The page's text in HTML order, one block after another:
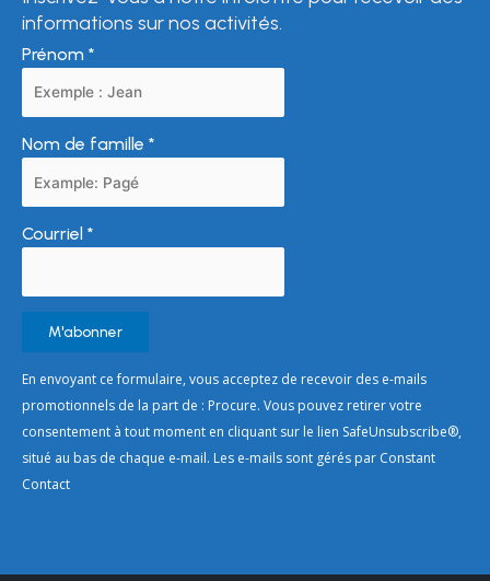
informations sur nos activités.
Prénom *
Nom de famille *
Courriel *
Constant
Contact
Use.
Please
leave
En envoyant ce formulaire, vous acceptez de recevoir des e-mails
promotionnels de la part de : Procure. Vous pouvez retirer votre
consentement à tout moment en cliquant sur le lien SafeUnsubscribe®,
situé au bas de chaque e-mail. Les e-mails sont gérés par Constant
Contact